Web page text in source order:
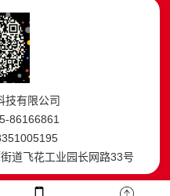
技有限公司
86166861
道飞花工业园长网路33号